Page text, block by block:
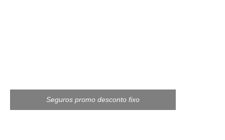
Seguros promo desconto fixo